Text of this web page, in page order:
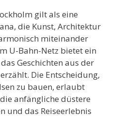
gilt als eine
die Kunst, Architektur
miteinander
U-Bahn-Netz bietet ein
Geschichten aus der
Die Entscheidung,
zu bauen, erlaubt
anfängliche düstere
und das Reiseerlebnis